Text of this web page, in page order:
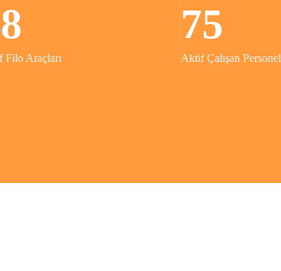
Filo Araçları
75
Aktif Çalışan Personel